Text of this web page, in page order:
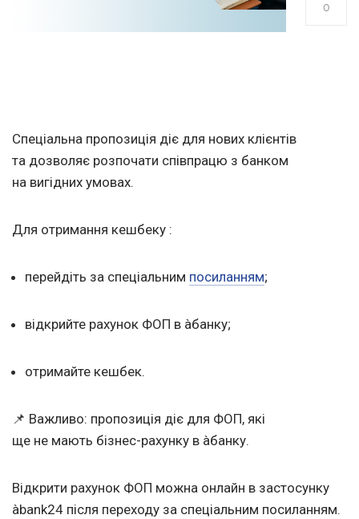
0
Спеціальна пропозиція діє для нових клієнтів
та дозволяє розпочати співпрацю з банком
на вигідних умовах.
Для отримання кешбеку :
перейдіть за спеціальним посиланням;
відкрийте рахунок ФОП в àбанку;
отримайте кешбек.
📌 Важливо: пропозиція діє для ФОП, які
ще не мають бізнес-рахунку в àбанку.
Відкрити рахунок ФОП можна онлайн в застосунку
àbank24 після переходу за спеціальним посиланням.